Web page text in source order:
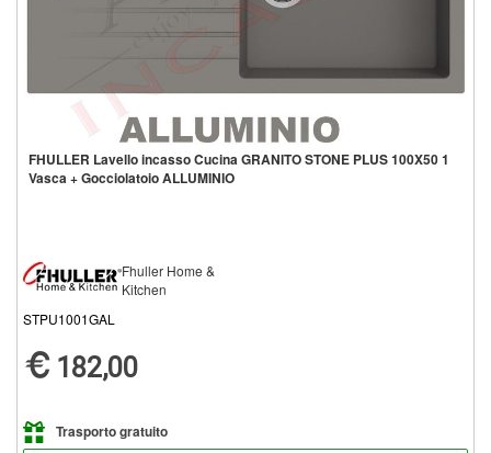
FHULLER Lavello incasso Cucina GRANITO STONE PLUS 100X50 1
Vasca + Gocciolatoio ALLUMINIO
Fhuller Home &
Kitchen
STPU1001GAL
182,00
Trasporto gratuito